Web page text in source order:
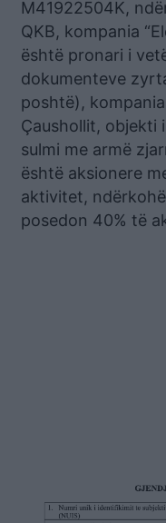
M41922504K,
QKB, kompania
është pronari i
dokumenteve
poshtë), kompania
Çaushollit, objekti
sulmi me armë
është aksionere
aktivitet,
posedon 40% të